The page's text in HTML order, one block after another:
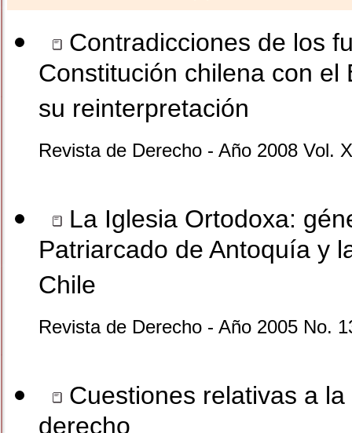
Contradicciones de los
Constitución chilena con
su reinterpretación
Revista de Derecho - Año 2008 Vol.
La Iglesia Ortodoxa:
Patriarcado de Antoquía y
Chile
Revista de Derecho - Año 2005 No.
Cuestiones relativas a